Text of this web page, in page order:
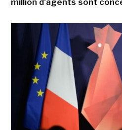
million d'agents sont